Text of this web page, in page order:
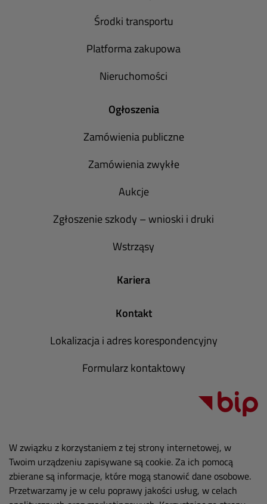
Środki transportu
Platforma zakupowa
Nieruchomości
Ogłoszenia
Zamówienia publiczne
Zamówienia zwykłe
Aukcje
Zgłoszenie szkody – wnioski i druki
Wstrząsy
Kariera
Kontakt
Lokalizacja i adres korespondencyjny
Formularz kontaktowy
W związku z korzystaniem z tej strony internetowej, w
Twoim urządzeniu zapisywane są cookie. Za ich pomocą
zbierane są informacje, które mogą stanowić dane osobowe.
Przetwarzamy je w celu poprawy jakości usług, w celach